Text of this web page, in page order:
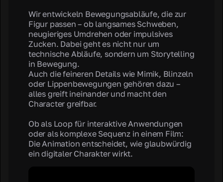
Wir entwickeln Bewegungsabläufe, die zur
Figur passen – ob langsames Schweben,
neugieriges Umdrehen oder impulsives
Zucken. Dabei geht es nicht nur um
technische Abläufe, sondern um Storytelling
in Bewegung.
Auch die feineren Details wie Mimik, Blinzeln
oder Lippenbewegungen gehören dazu –
alles greift ineinander und macht den
Character greifbar.
Ob als Loop für interaktive Anwendungen
oder als komplexe Sequenz in einem Film:
Die Animation entscheidet, wie glaubwürdig
ein digitaler Charakter wirkt.